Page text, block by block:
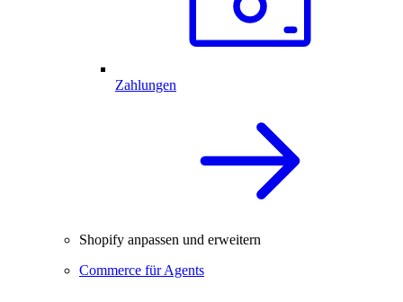
Zahlungen
Shopify anpassen und erweitern
Commerce für Agents